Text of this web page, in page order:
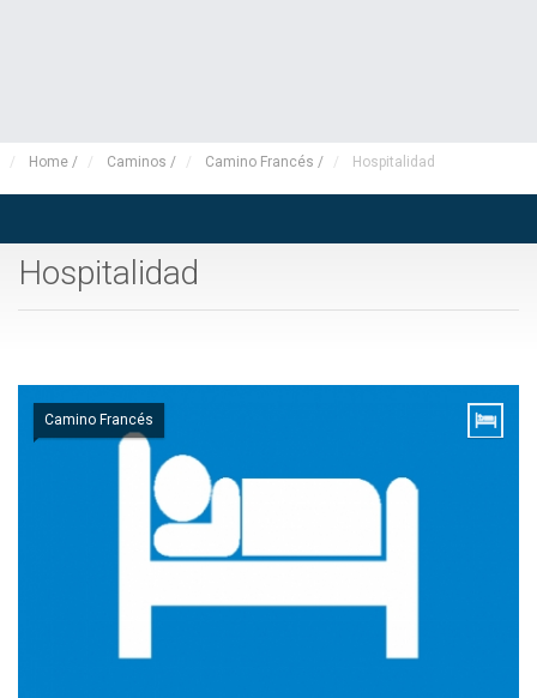
Home / Caminos / Camino Francés / Hospitalidad
Hospitalidad
Camino Francés